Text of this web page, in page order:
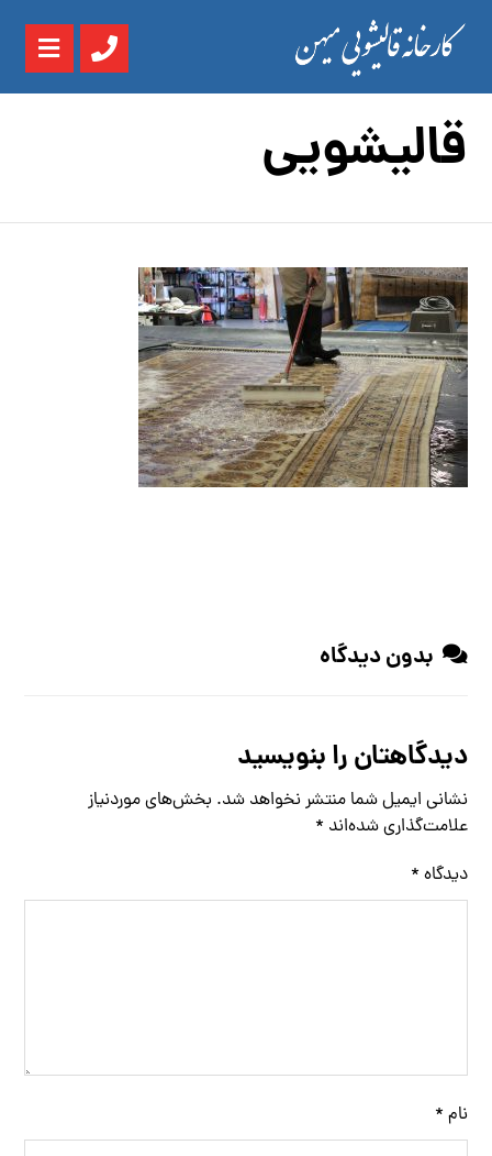
قالیشویی
بدون دیدگاه
دیدگاهتان را بنویسید
نشانی ایمیل شما منتشر نخواهد شد. بخش‌های موردنیاز
علامت‌گذاری شده‌اند *
دیدگاه *
نام *